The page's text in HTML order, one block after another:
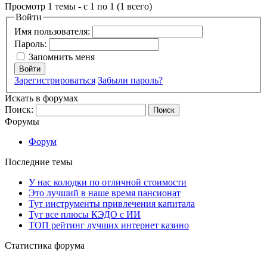
Просмотр 1 темы - с 1 по 1 (1 всего)
Войти
Имя пользователя:
Пароль:
Запомнить меня
Войти
Зарегистрироваться Забыли пароль?
Искать в форумах
Поиск:
Форумы
Форум
Последние темы
У нас колодки по отличной стоимости
Это лучший в наше время пансионат
Тут инструменты привлечения капитала
Тут все плюсы КЭДО с ИИ
ТОП рейтинг лучших интернет казино
Статистика форума